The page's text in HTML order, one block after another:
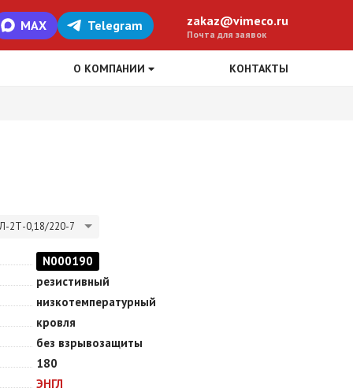
MAX Telegram zakaz@vimeco.ru
Почта для заявок
О КОМПАНИИ КОНТАКТЫ
2Т-0,18/220-7
N000190
резистивный
низкотемпературный
кровля
без взрывозащиты
180
ЭНГЛ